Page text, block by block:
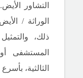
التشاور الأيض.
الوراثة /
ذلك،
المستشفى
الثالثية،